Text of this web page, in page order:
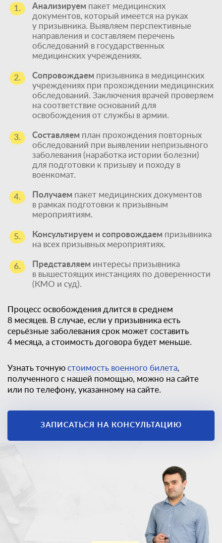
Единственный
законный способ
получить
1. Анализируем пакет медицинских
документов, который имеется на руках
у призывника. Выявляем перспективные
направления и составляем перечень
обследований в государственных
медицинских учреждениях.
2. Сопровождаем призывника в медицинских
учреждениях при прохождении медицинских
обследований. Заключения врачей проверяем
на соответствие оснований для
освобождения от службы в армии.
3. Составляем план прохождения повторных
обследований при выявлении непризывного
заболевания (наработка истории болезни)
для подготовки к призыву и походу в
военкомат.
4. Получаем пакет медицинских документов
в рамках подготовки к призывным
мероприятиям.
5. Консультируем и сопровождаем призывника
на всех призывных мероприятиях.
6. Представляем интересы призывника
в вышестоящих инстанциях по доверенности
(КМО и суд).
Процесс освобождения длится в среднем
8 месяцев. В случае, если у призывника есть
серьёзные заболевания срок может составить
4 месяца, а стоимость договора будет меньше.
Узнать точную стоимость военного билета,
полученного с нашей помощью, можно на сайте
или по телефону, указанному на сайте.
ЗАПИСАТЬСЯ НА КОНСУЛЬТАЦИЮ